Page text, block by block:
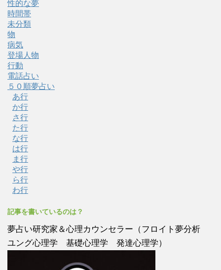
性的な夢
時間帯
未分類
物
病気
登場人物
行動
電話占い
５０順夢占い
あ行
か行
さ行
た行
な行
は行
ま行
や行
ら行
わ行
記事を書いているのは？
夢占い研究家＆心理カウンセラー（フロイト夢分析
ユング心理学 基礎心理学 発達心理学）